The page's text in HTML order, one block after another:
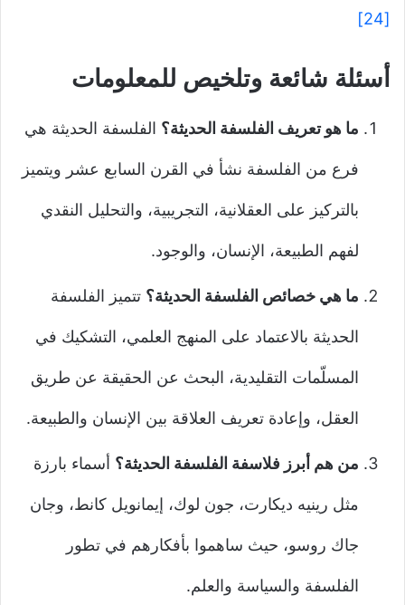
[24]
أسئلة شائعة وتلخيص للمعلومات
ما هو تعريف الفلسفة الحديثة؟ الفلسفة الحديثة هي
فرع من الفلسفة نشأ في القرن السابع عشر ويتميز
بالتركيز على العقلانية، التجريبية، والتحليل النقدي
لفهم الطبيعة، الإنسان، والوجود.
ما هي خصائص الفلسفة الحديثة؟ تتميز الفلسفة
الحديثة بالاعتماد على المنهج العلمي، التشكيك في
المسلّمات التقليدية، البحث عن الحقيقة عن طريق
العقل، وإعادة تعريف العلاقة بين الإنسان والطبيعة.
من هم أبرز فلاسفة الفلسفة الحديثة؟ أسماء بارزة
مثل رينيه ديكارت، جون لوك، إيمانويل كانط، وجان
جاك روسو، حيث ساهموا بأفكارهم في تطور
الفلسفة والسياسة والعلم.